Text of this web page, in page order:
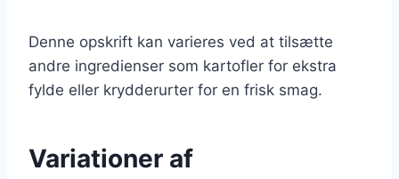
Denne opskrift kan varieres ved at tilsætte
andre ingredienser som kartofler for ekstra
fylde eller krydderurter for en frisk smag.
Variationer af